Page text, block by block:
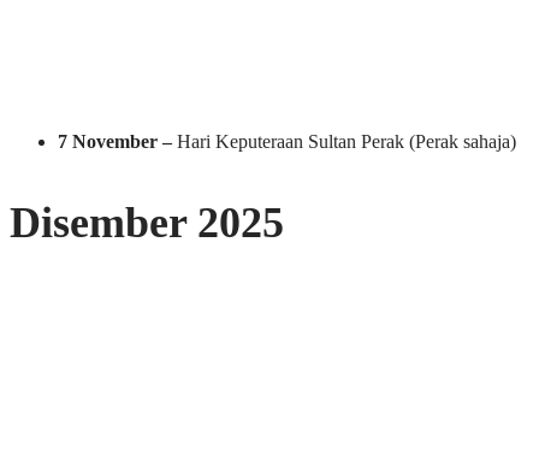
7 November –Hari Keputeraan Sultan Perak (Perak sahaja)
Disember 2025